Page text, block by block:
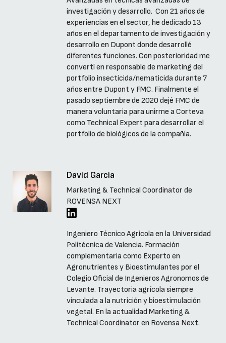
investigación y desarrollo. Con 21 años de
experiencias en el sector, he dedicado 13
años en el departamento de investigación y
desarrollo en Dupont donde desarrollé
diferentes funciones. Con posterioridad me
convertí en responsable de marketing del
portfolio insecticida/nematicida durante 7
años entre Dupont y FMC. Finalmente el
pasado septiembre de 2020 dejé FMC de
manera voluntaria para unirme a Corteva
como Technical Expert para desarrollar el
portfolio de biológicos de la compañía.
David García
Marketing & Technical Coordinator de
ROVENSA NEXT
Ingeniero Técnico Agrícola en la Universidad
Politécnica de Valencia. Formación
complementaria como Experto en
Agronutrientes y Bioestimulantes por el
Colegio Oficial de Ingenieros Agronomos de
Levante. Trayectoria agrícola siempre
vinculada a la nutrición y bioestimulación
vegetal. En la actualidad Marketing &
Technical Coordinator en Rovensa Next.